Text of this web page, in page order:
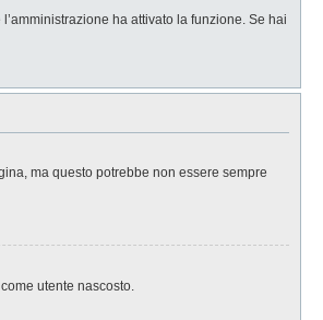
ha attivato la funzione. Se hai
ma questo potrebbe non essere sempre
utente nascosto.